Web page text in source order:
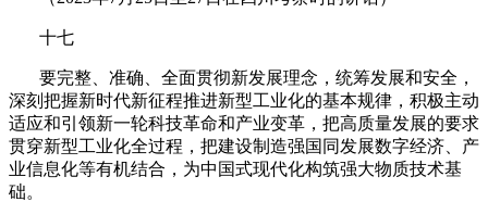
十七
要完整、准确、全面贯彻新发展理念，统筹发展和安全，
深刻把握新时代新征程推进新型工业化的基本规律，积极主动
适应和引领新一轮科技革命和产业变革，把高质量发展的要求
贯穿新型工业化全过程，把建设制造强国同发展数字经济、产
业信息化等有机结合，为中国式现代化构筑强大物质技术基
础。